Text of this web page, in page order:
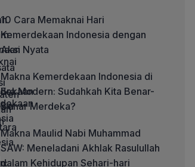
10 Cara Memaknai Hari
Kemerdekaan Indonesia dengan
Aksi Nyata
Makna Kemerdekaan Indonesia di
Era Modern: Sudahkah Kita Benar-
Benar Merdeka?
Makna Maulid Nabi Muhammad
SAW: Meneladani Akhlak Rasulullah
dalam Kehidupan Sehari-hari